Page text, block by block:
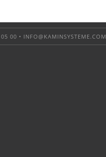
00 • INFO@KAMINSYSTEME.COM